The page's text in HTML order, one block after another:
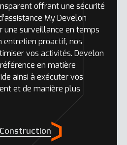
offrant une sécurité
My Develon
une surveillance en temps
entretien proactif, nos
vos activités. Develon
en matière
ainsi à exécuter vos
et de manière plus